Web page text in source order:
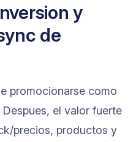
y
de
promocionarse como
el valor fuerte
precios, productos y